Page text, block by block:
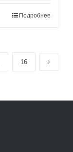
Подробнее
16